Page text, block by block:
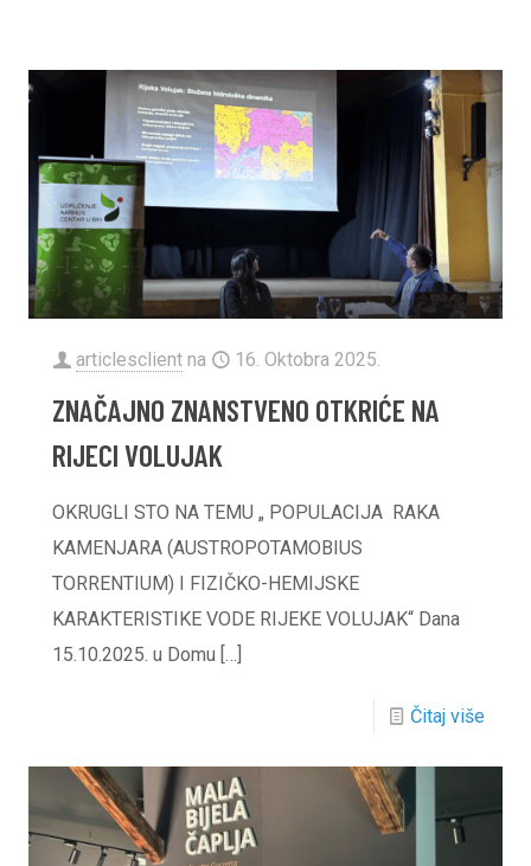
articlesclient na 16. Oktobra 2025.
ZNAČAJNO ZNANSTVENO OTKRIĆE NA
RIJECI VOLUJAK
OKRUGLI STO NA TEMU „ POPULACIJA RAKA
KAMENJARA (AUSTROPOTAMOBIUS
TORRENTIUM) I FIZIČKO-HEMIJSKE
KARAKTERISTIKE VODE RIJEKE VOLUJAK“ Dana
15.10.2025. u Domu […]
Čitaj više